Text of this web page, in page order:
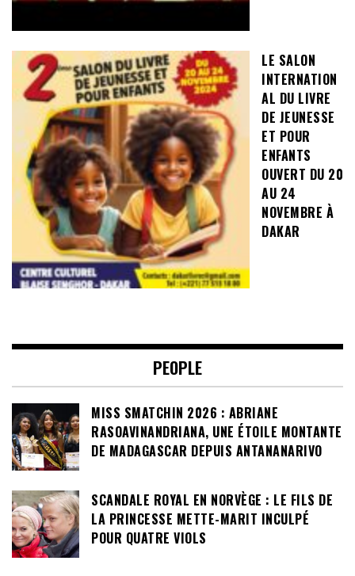
LE SALON
INTERNATION
AL DU LIVRE
DE JEUNESSE
ET POUR
ENFANTS
OUVERT DU 20
AU 24
NOVEMBRE À
DAKAR
PEOPLE
MISS SMATCHIN 2026 : ABRIANE
RASOAVINANDRIANA, UNE ÉTOILE MONTANTE
DE MADAGASCAR DEPUIS ANTANANARIVO
SCANDALE ROYAL EN NORVÈGE : LE FILS DE
LA PRINCESSE METTE-MARIT INCULPÉ
POUR QUATRE VIOLS